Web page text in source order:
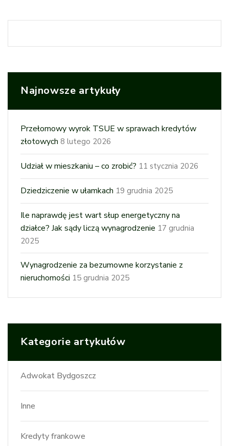
Najnowsze artykuły
Przełomowy wyrok TSUE w sprawach kredytów
złotowych 8 lutego 2026
Udział w mieszkaniu – co zrobić? 11 stycznia 2026
Dziedziczenie w ułamkach 19 grudnia 2025
Ile naprawdę jest wart słup energetyczny na
działce? Jak sądy liczą wynagrodzenie 17 grudnia
2025
Wynagrodzenie za bezumowne korzystanie z
nieruchomości 15 grudnia 2025
Kategorie artykułów
Adwokat Bydgoszcz
Inne
Kredyty frankowe